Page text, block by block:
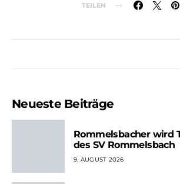
TEILEN
Neueste Beiträge
Rommelsbacher wird
des SV Rommelsbach
9. AUGUST 2026